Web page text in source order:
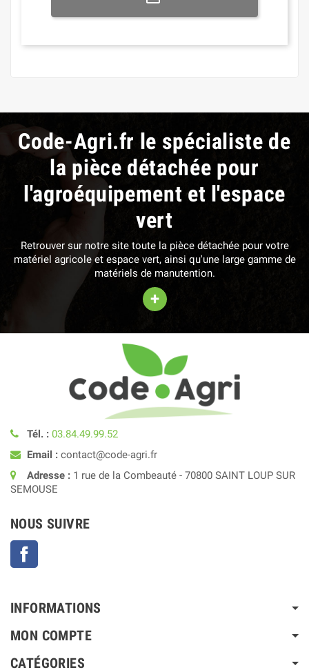
Code-Agri.fr le spécialiste de
la pièce détachée pour
l'agroéquipement et l'espace
vert
Retrouver sur notre site toute la pièce détachée pour votre
matériel agricole et espace vert, ainsi qu'une large gamme de
matériels de manutention.
+
Tél. : 03.84.49.99.52
Email : contact@code-agri.fr
Adresse : 1 rue de la Combeauté - 70800 SAINT LOUP SUR
SEMOUSE
NOUS SUIVRE
INFORMATIONS
MON COMPTE
CATÉGORIES